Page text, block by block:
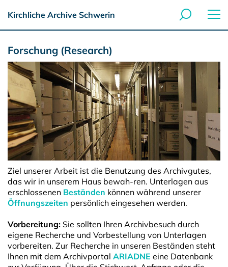
Kirchliche Archive Schwerin
Forschung (Research)
Ziel unserer Arbeit ist die Benutzung des Archivgutes,
das wir in unserem Haus bewah-ren. Unterlagen aus
erschlossenen Beständen können während unserer
Öffnungszeiten persönlich eingesehen werden.
Vorbereitung: Sie sollten Ihren Archivbesuch durch
eigene Recherche und Vorbestellung von Unterlagen
vorbereiten. Zur Recherche in unseren Beständen steht
Ihnen mit dem Archivportal ARIADNE eine Datenbank